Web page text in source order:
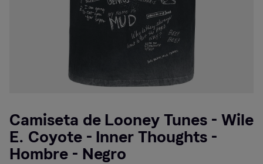
Camiseta de Looney Tunes - Wile
E. Coyote - Inner Thoughts -
Hombre - Negro